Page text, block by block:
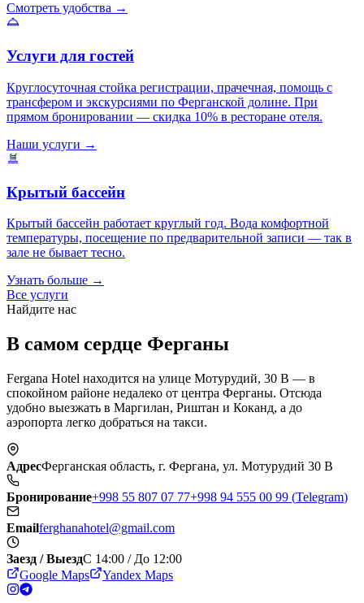
Смотреть удобства →
Услуги для гостей
Круглосуточная стойка регистрации, прачечная, помощь с
трансфером и экскурсиями по Ферганской долине. При
прямом бронировании — скидка 10% в ресторане отеля.
Наши услуги →
Крытый бассейн
Крытый бассейн работает круглый год. Вода комфортной
температуры, посещение по предварительной записи — так в
зале не бывает тесно.
Узнать больше →
Все услуги
Найдите нас
В самом сердце Ферганы
Fergana Hotel находится на улице Мотурудий, 30 B — в
спокойном районе недалеко от центра Ферганы. Отсюда
удобно выезжать в Маргилан, Риштан и Коканд, а до
аэропорта легко добраться на такси.
АдресФерганская область, г. Фергана, ул. Мотурудий 30 B
Бронирование+998 55 807 07 77+998 94 555 00 99 (Telegram)
Emailferghanahotel@gmail.com
Заезд / ВыездС 14:00 / До 12:00
Google Maps
Yandex Maps